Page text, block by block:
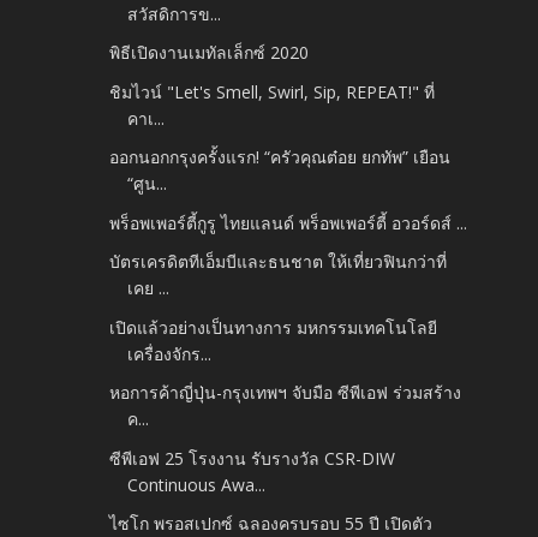
สวัสดิการข...
พิธีเปิดงานเมทัลเล็กซ์ 2020
ชิมไวน์ "Let's Smell, Swirl, Sip, REPEAT!" ที่
คาเ...
ออกนอกกรุงครั้งแรก! “ครัวคุณต๋อย ยกทัพ” เยือน
“ศูน...
พร็อพเพอร์ตี้กูรู ไทยแลนด์ พร็อพเพอร์ตี้ อวอร์ดส์ ...
บัตรเครดิตทีเอ็มบีและธนชาต ให้เที่ยวฟินกว่าที่
เคย ...
เปิดแล้วอย่างเป็นทางการ มหกรรมเทคโนโลยี
เครื่องจักร...
หอการค้าญี่ปุ่น-กรุงเทพฯ จับมือ ซีพีเอฟ ร่วมสร้าง
ค...
ซีพีเอฟ 25 โรงงาน รับรางวัล CSR-DIW
Continuous Awa...
ไซโก พรอสเปกซ์ ฉลองครบรอบ 55 ปี เปิดตัว